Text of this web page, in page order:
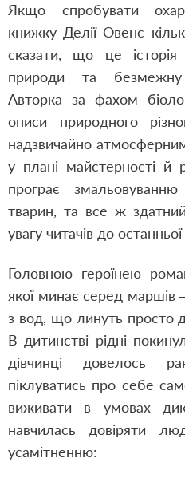
Якщо спробувати
книжку Делії Овенс
сказати, що це
природи та безмежну
Авторка за фахом
описи природного
надзвичайно
у плані майстерності й
програє
тварин, та все ж
увагу читачів до
Головною героїнею
якої минає серед маршів
з вод, що линуть просто
В дитинстві рідні
дівчинці довелось
піклуватись про себе
виживати в умовах
навчилась довіряти
усамітненню: